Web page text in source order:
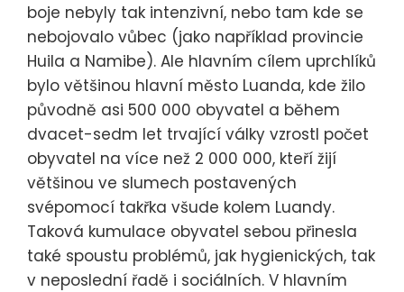
boje nebyly tak intenzivní, nebo tam kde se
nebojovalo vůbec (jako například provincie
Huila a Namibe). Ale hlavním cílem uprchlíků
bylo většinou hlavní město Luanda, kde žilo
původně asi 500 000 obyvatel a během
dvacet-sedm let trvající války vzrostl počet
obyvatel na více než 2 000 000, kteří žijí
většinou ve slumech postavených
svépomocí takřka všude kolem Luandy.
Taková kumulace obyvatel sebou přinesla
také spoustu problémů, jak hygienických, tak
v neposlední řadě i sociálních. V hlavním